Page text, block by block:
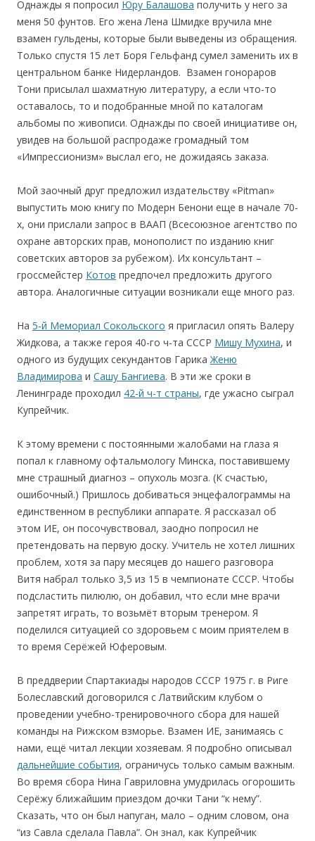
Однажды я попросил Юру Балашова получить у него за
меня 50 фунтов. Его жена Лена Шмидке вручила мне
взамен гульдены, которые были выведены из обращения.
Только спустя 15 лет Боря Гельфанд сумел заменить их в
центральном банке Нидерландов. Взамен гонораров
Тони присылал шахматную литературу, а если что-то
оставалось, то и подобранные мной по каталогам
альбомы по живописи. Однажды по своей инициативе он,
увидев на большой распродаже громадный том
«Импрессионизм» выслал его, не дожидаясь заказа.
Мой заочный друг предложил издательству «Pitman»
выпустить мою книгу по Модерн Бенони еще в начале 70-
х, они прислали запрос в ВААП (Всесоюзное агентство по
охране авторских прав, монополист по изданию книг
советских авторов за рубежом). Их консультант –
гроссмейстер Котов предпочел предложить другого
автора. Аналогичные ситуации возникали еще много раз.
На 5-й Мемориал Сокольского я пригласил опять Валеру
Жидкова, а также героя 40-го ч-та СССР Мишу Мухина, и
одного из будущих секундантов Гарика Женю
Владимирова и Сашу Бангиева. В эти же сроки в
Ленинграде проходил 42-й ч-т страны, где ужасно сыграл
Купрейчик.
К этому времени с постоянными жалобами на глаза я
попал к главному офтальмологу Минска, поставившему
мне страшный диагноз – опухоль мозга. (К счастью,
ошибочный.) Пришлось добиваться энцефалограммы на
единственном в республики аппарате. Я рассказал об
этом ИЕ, он посочувствовал, заодно попросил не
претендовать на первую доску. Учитель не хотел лишних
проблем, хотя за пару месяцев до нашего разговора
Витя набрал только 3,5 из 15 в чемпионате СССР. Чтобы
подсластить пилюлю, он добавил, что если мне врачи
запретят играть, то возьмёт вторым тренером. Я
поделился ситуацией со здоровьем с моим приятелем в
то время Серёжей Юферовым.
В преддверии Спартакиады народов СССР 1975 г. в Риге
Болеславский договорился с Латвийским клубом о
проведении учебно-тренировочного сбора для нашей
команды на Рижском взморье. Взамен ИЕ, занимаясь с
нами, ещё читал лекции хозяевам. Я подробно описывал
дальнейшие события, ограничусь только самым важным.
Во время сбора Нина Гавриловна умудрилась огорошить
Серёжу ближайшим приездом дочки Тани “к нему”.
Сказать, что он был напуган, мало – одним словом, она
“из Савла сделала Павла”. Он знал, как Купрейчик